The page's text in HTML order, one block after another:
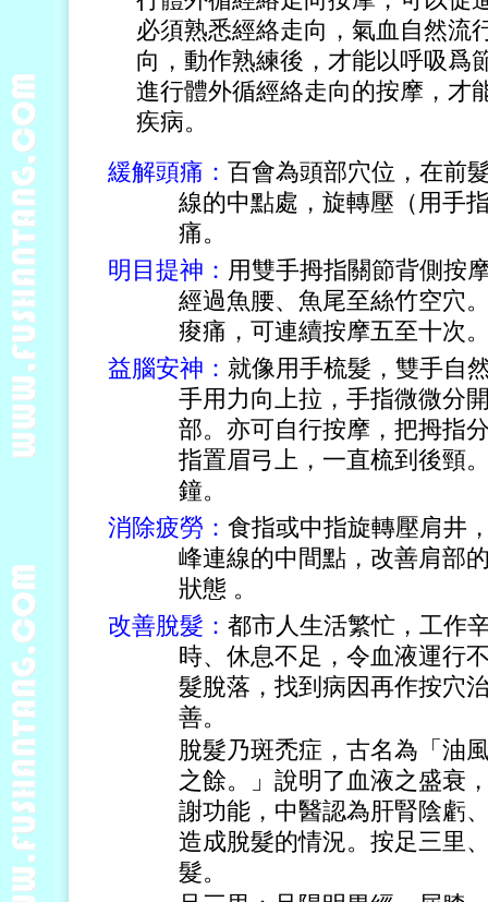
必須熟悉經絡走向，氣血自然流
向，動作熟練後，才能以呼吸爲
進行體外循經絡走向的按摩，才
疾病。
緩解頭痛： 百會為頭部穴位，在前
線的中點處，旋轉壓（用手
痛。
明目提神： 用雙手拇指關節背側按
經過魚腰、魚尾至絲竹空穴
痠痛，可連續按摩五至十次
益腦安神： 就像用手梳髮，雙手自
手用力向上拉，手指微微分
部。亦可自行按摩，把拇指
指置眉弓上，一直梳到後頸
鐘。
消除疲勞： 食指或中指旋轉壓肩井
峰連線的中間點，改善肩部
狀態 。
改善脫髮： 都市人生活繁忙，工作
時、休息不足，令血液運行
髮脫落，找到病因再作按穴
善。
脫髮乃斑禿症，古名為「油
之餘。」說明了血液之盛衰
謝功能，中醫認為肝腎陰虧
造成脫髮的情況。按足三里
髮。